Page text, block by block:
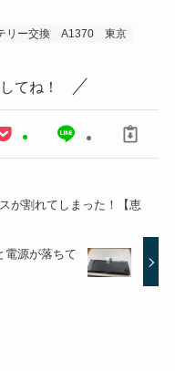
リー交換 A1370 東京
てね！
が割れてしまった！【恵
電源が落ちて